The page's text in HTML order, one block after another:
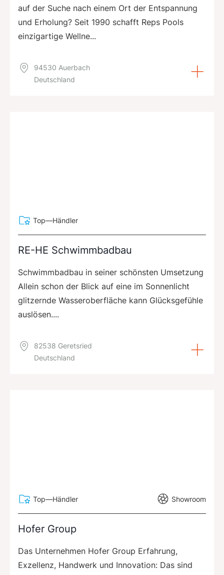
auf der Suche nach einem Ort der Entspannung
und Erholung? Seit 1990 schafft Reps Pools
einzigartige Wellne...
94530 Auerbach
Deutschland
Top—Händler
RE-HE Schwimmbadbau
Schwimmbadbau in seiner schönsten Umsetzung
Allein schon der Blick auf eine im Sonnenlicht
glitzernde Wasseroberfläche kann Glücksgefühle
auslösen....
82538 Geretsried
Deutschland
Top—Händler Showroom
Hofer Group
Das Unternehmen Hofer Group Erfahrung,
Exzellenz, Handwerk und Innovation: Das sind